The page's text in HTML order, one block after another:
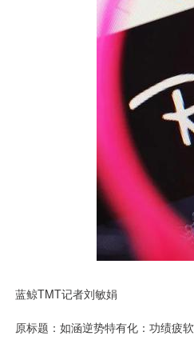
蓝鲸TMT记者刘敏娟
原标题：如涵逆势特有化：功绩疲软